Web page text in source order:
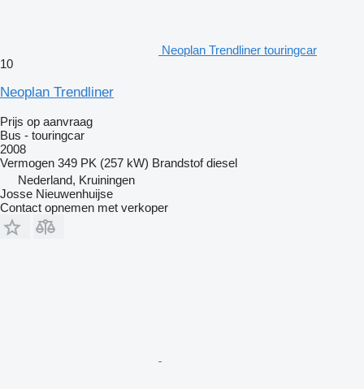
Neoplan Trendliner touringcar
10
Neoplan Trendliner
Prijs op aanvraag
Bus - touringcar
2008
Vermogen 349 PK (257 kW) Brandstof diesel
Nederland, Kruiningen
Josse Nieuwenhuijse
Contact opnemen met verkoper